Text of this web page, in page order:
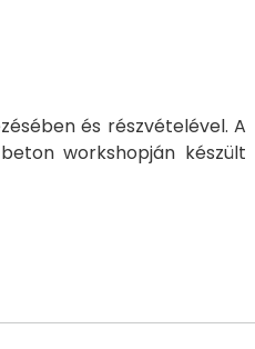
és részvételével. A
workshopján készült